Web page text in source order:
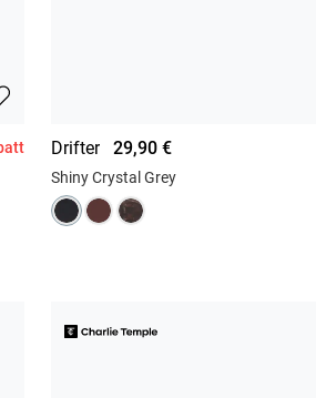
Drifter 29,90 €
Shiny Crystal Grey